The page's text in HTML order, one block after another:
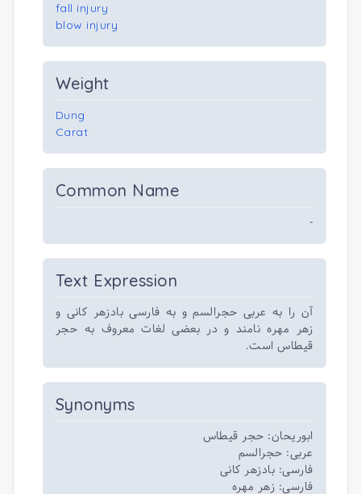
fall injury
blow injury
Weight
Dung
Carat
Common Name
-
Text Expression
آن را به عربی حجرالسم و به فارسی بادزهر کانی و
زهر مهره نامند و در بعضی لغات معروف به حجر
قیطاس است.
Synonyms
ابوریحان: حجر قیطاس
عربی: حجرالسم
فارسی: بادزهر کانی
فارسی: زهر مهره